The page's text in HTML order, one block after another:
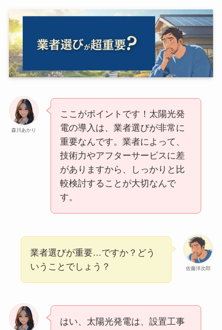
森川あかり
ここがポイントです！太陽光発
電の導入は、業者選びが非常に
重要なんです。業者によって、
技術力やアフターサービスに差
がありますから、しっかりと比
較検討することが大切なんで
す。
佐藤洋次郎
業者選びが重要…ですか？どう
いうことでしょう？
はい、太陽光発電は、設置工事